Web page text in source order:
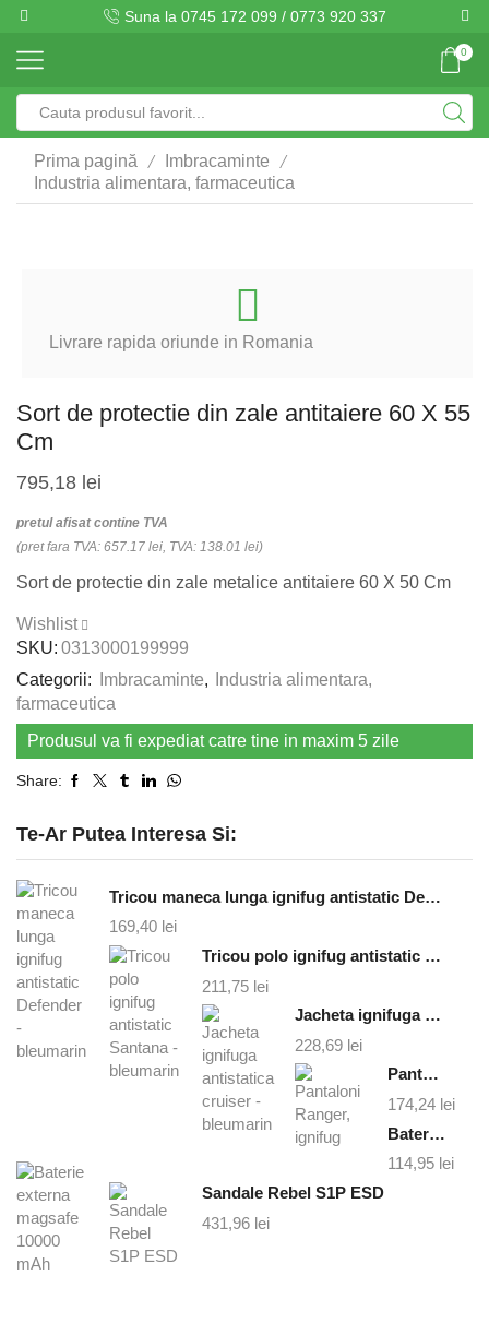
Suna la 0745 172 099 / 0773 920 337
0
Prima pagină / Imbracaminte /
Industria alimentara, farmaceutica
Livrare rapida oriunde in Romania
Sort de protectie din zale antitaiere 60 X 55
Cm
795,18 lei
pretul afisat contine TVA
(pret fara TVA: 657.17 lei, TVA: 138.01 lei)
Sort de protectie din zale metalice antitaiere 60 X 50 Cm
Wishlist
SKU: 0313000199999
Categorii:
Imbracaminte,
Industria alimentara,
farmaceutica
Produsul va fi expediat catre tine in maxim 5 zile
Share:
Te-Ar Putea Interesa Si:
Tricou maneca lunga ignifug antistatic Defender - bleumarin
169,40 lei
Tricou polo ignifug antistatic Santana - bleumarin
211,75 lei
Jacheta ignifuga antistatica cruiser - bleumarin
228,69 lei
Pantaloni Ranger, ignifug
174,24 lei
Baterie externa magsafe 10000 mAh
114,95 lei
Sandale Rebel S1P ESD
431,96 lei